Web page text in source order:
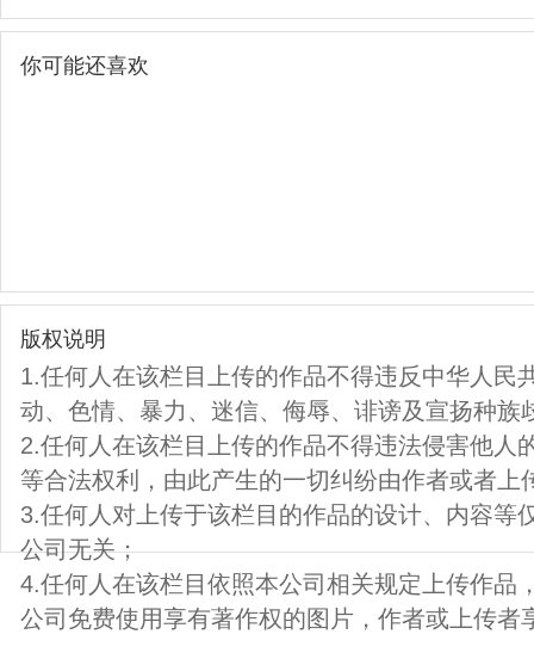
你可能还喜欢
版权说明
1.任何人在该栏目上传的作品不得违反中华人民
动、色情、暴力、迷信、侮辱、诽谤及宣扬种族
2.任何人在该栏目上传的作品不得违法侵害他人
等合法权利，由此产生的一切纠纷由作者或者上
3.任何人对上传于该栏目的作品的设计、内容等
公司无关；
4.任何人在该栏目依照本公司相关规定上传作品
公司免费使用享有著作权的图片，作者或上传者